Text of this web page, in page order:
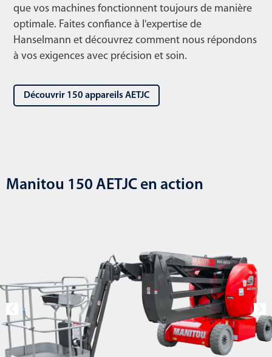
que vos machines fonctionnent toujours de manière
optimale. Faites confiance à l'expertise de
Hanselmann et découvrez comment nous répondons
à vos exigences avec précision et soin.
Découvrir 150 appareils AETJC
Manitou 150 AETJC en action